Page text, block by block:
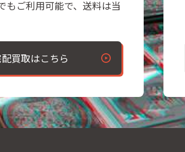
もご利用可能で、送料は当
買取はこちら